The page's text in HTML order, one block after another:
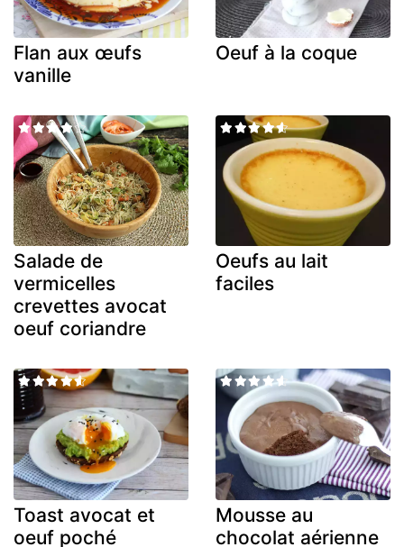
Flan aux œufs
vanille
Oeuf à la coque
Salade de
vermicelles
crevettes avocat
oeuf coriandre
Oeufs au lait
faciles
Toast avocat et
oeuf poché
Mousse au
chocolat aérienne